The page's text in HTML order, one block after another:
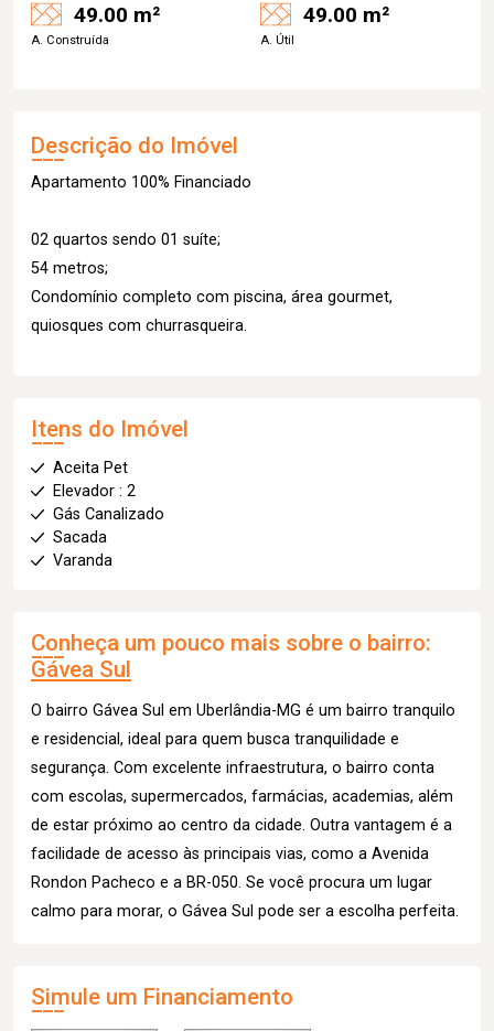
49.00 m²
A. Construída
49.00 m²
A. Útil
Descrição do Imóvel
Apartamento 100% Financiado
02 quartos sendo 01 suíte;
54 metros;
Condomínio completo com piscina, área gourmet,
quiosques com churrasqueira.
Itens do Imóvel
Aceita Pet
Elevador : 2
Gás Canalizado
Sacada
Varanda
Conheça um pouco mais sobre o bairro:
Gávea Sul
O bairro Gávea Sul em Uberlândia-MG é um bairro tranquilo
e residencial, ideal para quem busca tranquilidade e
segurança. Com excelente infraestrutura, o bairro conta
com escolas, supermercados, farmácias, academias, além
de estar próximo ao centro da cidade. Outra vantagem é a
facilidade de acesso às principais vias, como a Avenida
Rondon Pacheco e a BR-050. Se você procura um lugar
calmo para morar, o Gávea Sul pode ser a escolha perfeita.
Simule um Financiamento